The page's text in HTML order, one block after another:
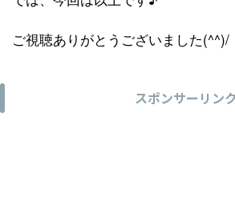
ご視聴ありがとうございました(^^)/
スポンサーリンク